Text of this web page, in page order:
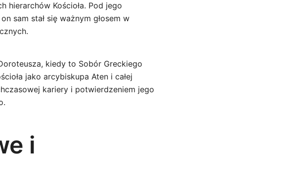
hierarchów Kościoła. Pod jego
sam stał się ważnym głosem w
kiedy to Sobór Greckiego
jako arcybiskupa Aten i całej
kariery i potwierdzeniem jego
i